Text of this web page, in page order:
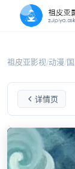
祖皮亚影视/动漫/
择天记2026
第12集详情页